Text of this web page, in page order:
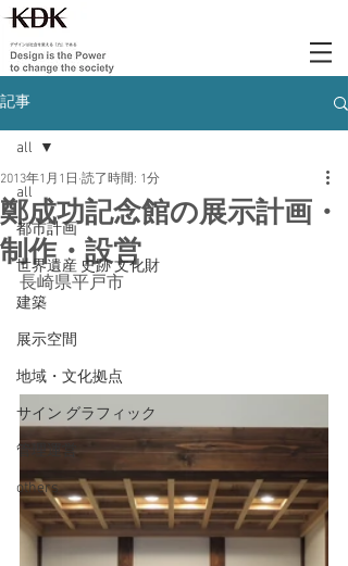
記事
all
都市計画
世界遺産 史跡 文化財
建築
展示空間
地域・文化拠点
サイン グラフィック
管理運営
others
all
鄭成功記念館の展示計画・
制作・設営
2013年1月1日 読了時間: 1分
長崎県平戸市